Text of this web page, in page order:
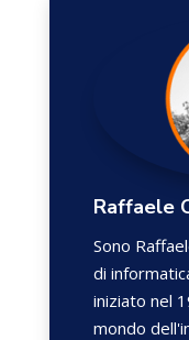
Raffaele
Sono
di
iniziato nel
mondo